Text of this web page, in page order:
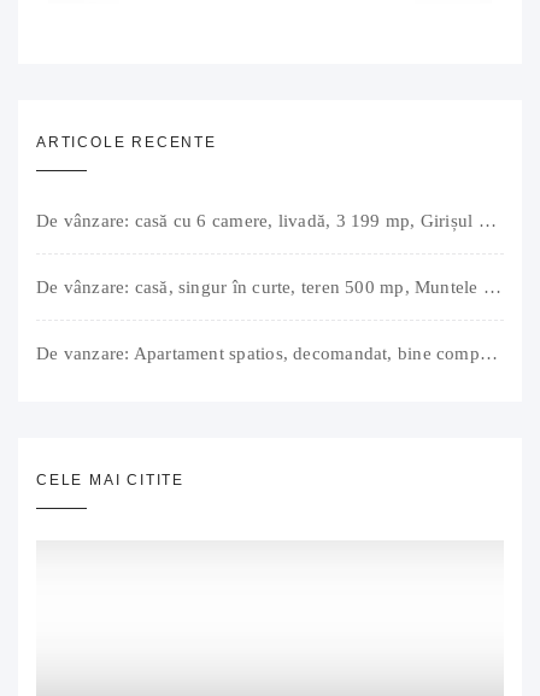
ARTICOLE RECENTE
De vânzare: casă cu 6 camere, livadă, 3 199 mp, Girișul Negru, Bihor, 42 000 Euro. Comision 0.
De vânzare: casă, singur în curte, teren 500 mp, Muntele Găina, Oradea. 157.000 € (negociabil). Comision 0.
De vanzare: Apartament spatios, decomandat, bine compartimentat, 3 camere, 2 bai, bucatarie, suprafață utilă de 64 mp + 3 balcoane (11 mp), strada Barierei, zona Dragos Voda Oradea. 89 500 E (neg). Comision 0
CELE MAI CITITE